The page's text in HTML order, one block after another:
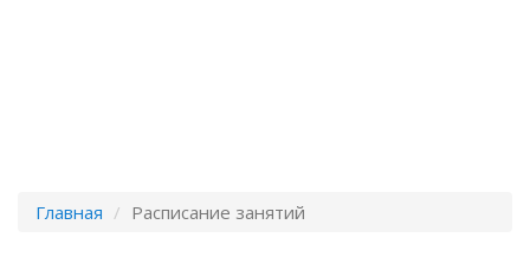
Главная Расписание занятий